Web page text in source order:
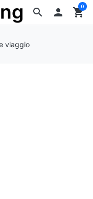
search  shopping_cart
0
viaggio